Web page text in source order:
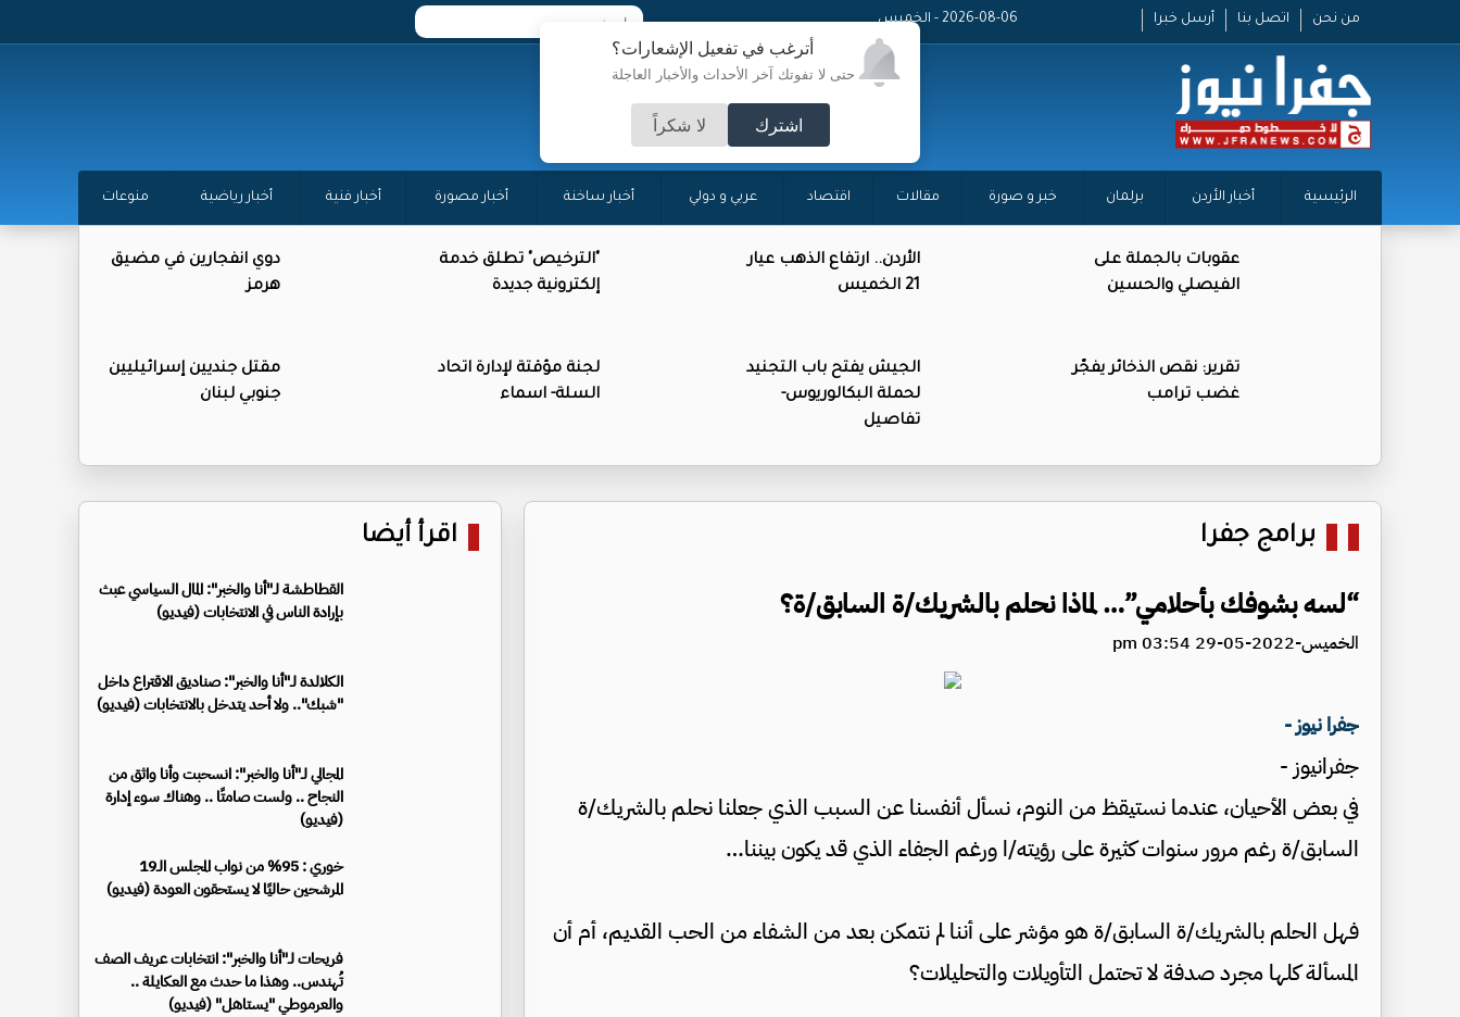
أترغب في تفعيل الإشعارات؟
حتى لا تفوتك آخر الأحداث والأخبار العاجلة
اشترك لا شكراً
من نحن اتصل بنا أرسل خبرا 2026-08-06 - الخميس
الرئيسية أخبار الأردن برلمان خبر و صورة مقالات اقتصاد عربي و دولي أخبار ساخنة أخبار مصورة أخبار فنية أخبار رياضية منوعات
عقوبات بالجملة على
الفيصلي والحسين
الأردن.. ارتفاع الذهب عيار
21 الخميس
"الترخيص" تطلق خدمة
إلكترونية جديدة
دوي انفجارين في مضيق
هرمز
تقرير: نقص الذخائر يفجّر
غضب ترامب
الجيش يفتح باب التجنيد
لحملة البكالوريوس-
تفاصيل
لجنة مؤقتة لإدارة اتحاد
السلة- اسماء
مقتل جنديين إسرائيليين
جنوبي لبنان
برامج جفرا
“لسه بشوفك بأحلامي”… لماذا نحلم بالشريك/ة السابق/ة؟
الخميس-2022-05-29 03:54 pm
جفرا نيوز -
جفرانيوز -
في بعض الأحيان، عندما نستيقظ من النوم، نسأل أنفسنا عن السبب الذي جعلنا نحلم بالشريك/ة
السابق/ة رغم مرور سنوات كثيرة على رؤيته/ا ورغم الجفاء الذي قد يكون بيننا…
فهل الحلم بالشريك/ة السابق/ة هو مؤشر على أننا لم نتمكن بعد من الشفاء من الحب القديم، أم أن
المسألة كلها مجرد صدفة لا تحتمل التأويلات والتحليلات؟
اقرأ أيضا
القطاطشة لـ"أنا والخبر": المال السياسي عبث
بإرادة الناس في الانتخابات (فيديو)
الكلالدة لـ"أنا والخبر": صناديق الاقتراع داخل
"شبك".. ولا أحد يتدخل بالانتخابات (فيديو)
المجالي لـ"أنا والخبر": انسحبت وأنا واثق من
النجاح .. ولست صامتًا .. وهناك سوء إدارة
(فيديو)
خوري : 95% من نواب المجلس الـ19
المرشحين حاليًا لا يستحقون العودة (فيديو)
فريحات لـ"أنا والخبر": انتخابات عريف الصف
تُهندس.. وهذا ما حدث مع العكايلة ..
والعرموطي "يستاهل" (فيديو)